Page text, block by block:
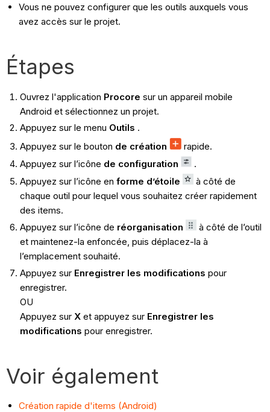
Vous ne pouvez configurer que les outils auxquels vous
avez accès sur le projet.
Étapes
Ouvrez l'application Procore sur un appareil mobile
Android et sélectionnez un projet.
Appuyez sur le menu Outils .
Appuyez sur le bouton de création
rapide.
Appuyez sur l’icône de configuration
.
Appuyez sur l’icône en forme d’étoile
à côté de
chaque outil pour lequel vous souhaitez créer rapidement
des items.
Appuyez sur l’icône de réorganisation
à côté de l’outil
et maintenez-la enfoncée, puis déplacez-la à
l’emplacement souhaité.
Appuyez sur Enregistrer les modifications pour
enregistrer.
OU
Appuyez sur Xet appuyez sur Enregistrer les
modifications pour enregistrer.
Voir également
Création rapide d'items (Android)